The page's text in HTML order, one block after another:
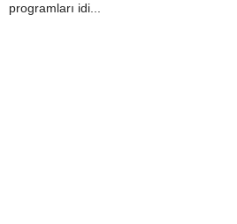
programları idi...